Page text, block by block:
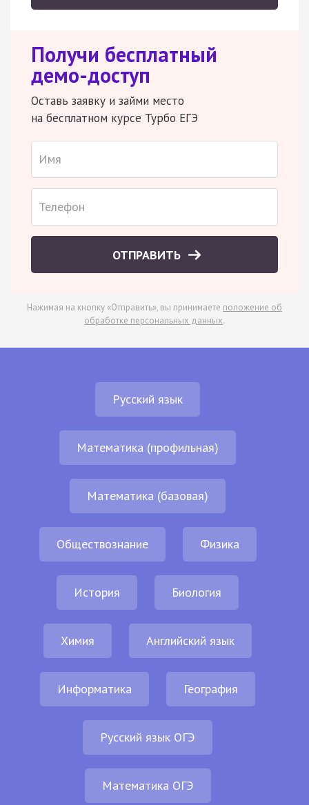
Получи бесплатный
демо-доступ
Оставь заявку и займи место
на бесплатном курсе Турбо ЕГЭ
ОТПРАВИТЬ
Нажимая на кнопку «Отправить», вы принимаете положение об
обработке персональных данных.
Русский язык
Математика (профильная)
Математика (базовая)
Обществознание Физика
История Биология
Химия Английский язык
Информатика География
Русский язык ОГЭ
Математика ОГЭ